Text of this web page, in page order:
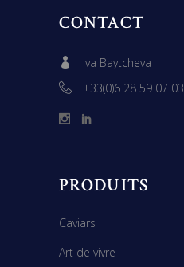
CONTACT
Iva Baytcheva
+33(0)6 28 59 07 03
PRODUITS
Caviars
Art de vivre